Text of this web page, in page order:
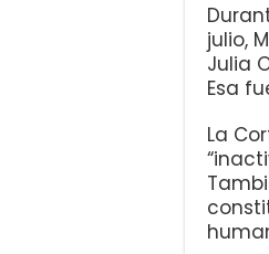
julio,
Julia
Esa
La